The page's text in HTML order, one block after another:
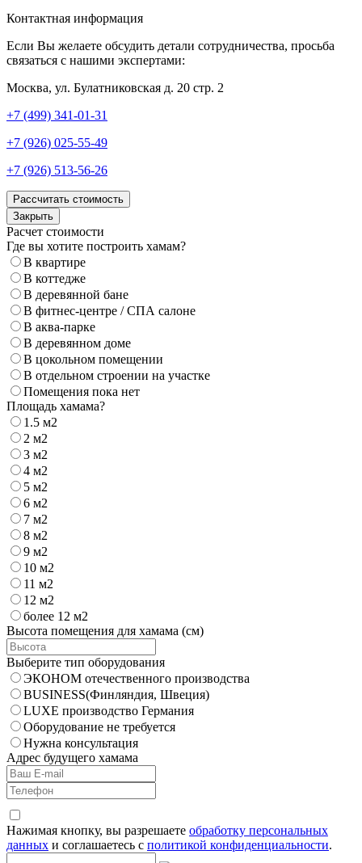
Контактная информация
Если Вы желаете обсудить детали сотрудничества, просьба
связаться с нашими экспертами:
Москва, ул. Булатниковская д. 20 стр. 2
+7 (499) 341-01-31
+7 (926) 025-55-49
+7 (926) 513-56-26
Рассчитать стоимость
Закрыть
Расчет стоимости
Где вы хотите построить хамам?
В квартире
В коттедже
В деревянной бане
В фитнес-центре / СПА салоне
В аква-парке
В деревянном доме
В цокольном помещении
В отдельном строении на участке
Помещения пока нет
Площадь хамама?
1.5 м2
2 м2
3 м2
4 м2
5 м2
6 м2
7 м2
8 м2
9 м2
10 м2
11 м2
12 м2
более 12 м2
Высота помещения для хамама (см)
Выберите тип оборудования
ЭКОНОМ отечественного производства
BUSINESS(Финляндия, Швеция)
LUXE производство Германия
Оборудование не требуется
Нужна консультация
Адрес будущего хамама
Нажимая кнопку, вы разрешаете обработку персональных
данных и соглашаетесь с политикой конфиденциальности.